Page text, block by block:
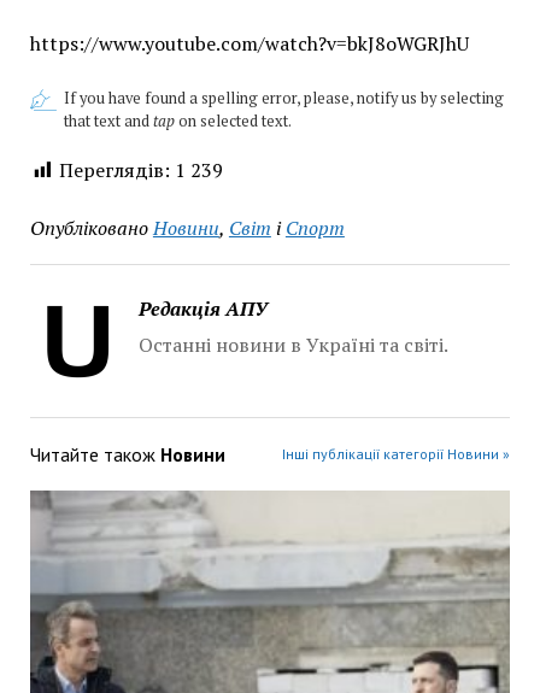
https://www.youtube.com/watch?v=bkJ8oWGRJhU
If you have found a spelling error, please, notify us by selecting
that text andtapon selected text.
Переглядів: 1 239
ОпублікованоНовини, Світ іСпорт
Редакція АПУ
Останні новини в Україні та світі.
Читайте також Новини Інші публікації категорії Новини »